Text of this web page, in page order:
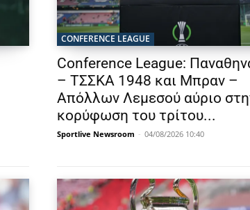
CONFERENCE LEAGUE
Conference League:
– ΤΣΣΚΑ 1948 και Μπραν –
Απόλλων Λεμεσού αύριο
κορύφωση του τρίτου...
Sportlive Newsroom - 04/08/2026 10:40